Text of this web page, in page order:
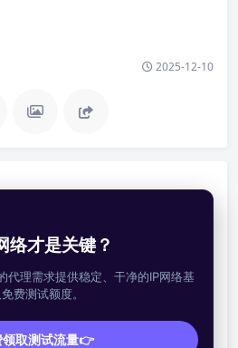
2025-12-10
络才是关键？
代理需求提供稳定、干净的IP网络基
费测试额度。
领取测试流量👉